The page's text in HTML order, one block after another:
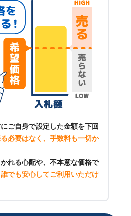
ご自身で設定した金額を下回
必要はなく、手数料も一切か
れる心配や、不本意な価格で
誰でも安心してご利用いただけ